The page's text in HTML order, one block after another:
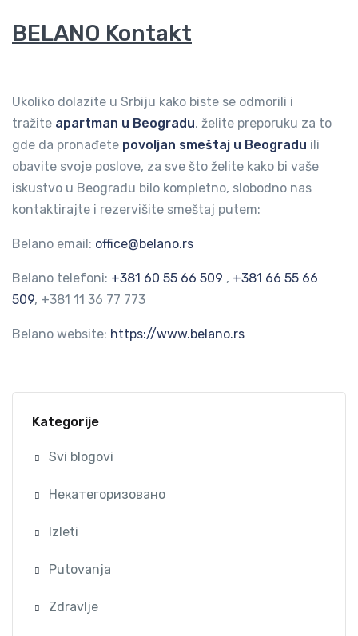
BELANO Kontakt
Ukoliko dolazite u Srbiju kako biste se odmorili i
tražite apartman u Beogradu, želite preporuku za to
gde da pronađete povoljan smeštaj u Beogradu ili
obavite svoje poslove, za sve što želite kako bi vaše
iskustvo u Beogradu bilo kompletno, slobodno nas
kontaktirajte i rezervišite smeštaj putem:
Belano email: office@belano.rs
Belano telefoni: +381 60 55 66 509 , +381 66 55 66
509, +381 11 36 77 773
Belano website: https://www.belano.rs
Kategorije
Svi blogovi
Некатегоризовано
Izleti
Putovanja
Zdravlje